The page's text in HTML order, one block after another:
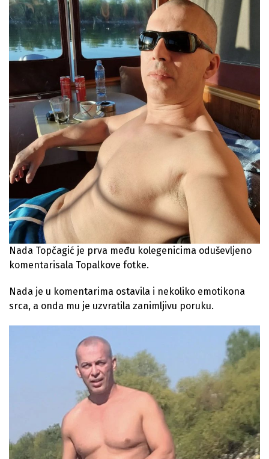
Nada Topčagić je prva među kolegenicima oduševljeno
komentarisala Topalkove fotke.
Nada je u komentarima ostavila i nekoliko emotikona
srca, a onda mu je uzvratila zanimljivu poruku.